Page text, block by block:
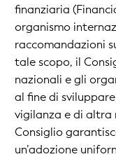
finanziaria
organismo
raccomandazioni
tale scopo, il
nazionali e gli
al fine di
vigilanza e di altra
Consiglio
un’adozione